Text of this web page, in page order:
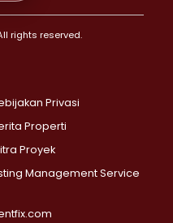
>
>
>
>
>
rights reserved.
Privasi
Properti
Proyek
Management Service